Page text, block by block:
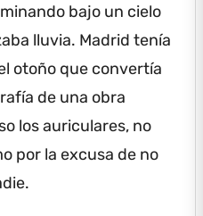
bajo un cielo
lluvia. Madrid tenía
otoño que convertía
de una obra
los auriculares, no
por la excusa de no